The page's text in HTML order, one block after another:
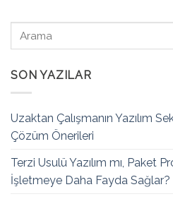
SON YAZILAR
Uzaktan Çalışmanın Yazılım
Çözüm Önerileri
Terzi Usulü Yazılım mı, Paket
İşletmeye Daha Fayda Sağlar?